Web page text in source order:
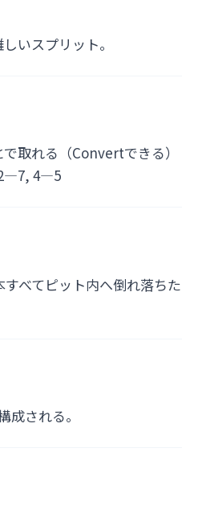
いスプリット。
取れる（Convertできる）
4—5
べてピット内へ倒れ落ちた
成される。